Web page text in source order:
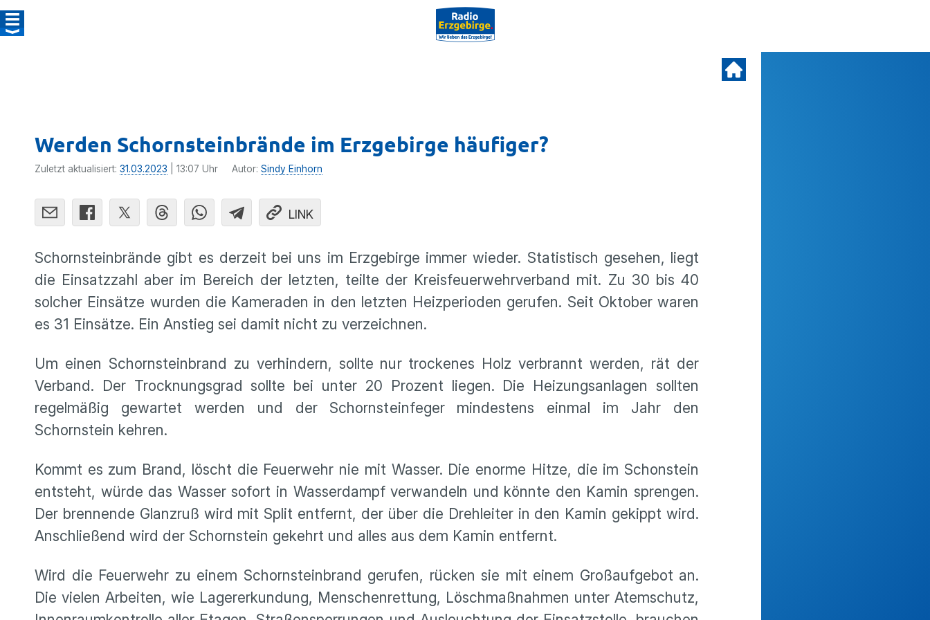
Werden Schornsteinbrände im Erzgebirge häufiger?
Zuletzt aktualisiert: 31.03.2023 | 13:07 Uhr Autor: Sindy Einhorn
LINK
Schornsteinbrände gibt es derzeit bei uns im Erzgebirge immer wieder. Statistisch gesehen, liegt
die Einsatzzahl aber im Bereich der letzten, teilte der Kreisfeuerwehrverband mit. Zu 30 bis 40
solcher Einsätze wurden die Kameraden in den letzten Heizperioden gerufen. Seit Oktober waren
es 31 Einsätze. Ein Anstieg sei damit nicht zu verzeichnen.
Um einen Schornsteinbrand zu verhindern, sollte nur trockenes Holz verbrannt werden, rät der
Verband. Der Trocknungsgrad sollte bei unter 20 Prozent liegen. Die Heizungsanlagen sollten
regelmäßig gewartet werden und der Schornsteinfeger mindestens einmal im Jahr den
Schornstein kehren.
Kommt es zum Brand, löscht die Feuerwehr nie mit Wasser. Die enorme Hitze, die im Schonstein
entsteht, würde das Wasser sofort in Wasserdampf verwandeln und könnte den Kamin sprengen.
Der brennende Glanzruß wird mit Split entfernt, der über die Drehleiter in den Kamin gekippt wird.
Anschließend wird der Schornstein gekehrt und alles aus dem Kamin entfernt.
Wird die Feuerwehr zu einem Schornsteinbrand gerufen, rücken sie mit einem Großaufgebot an.
Die vielen Arbeiten, wie Lagererkundung, Menschenrettung, Löschmaßnahmen unter Atemschutz,